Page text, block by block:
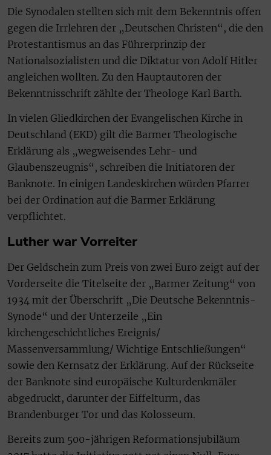
Die Synodalen stellten sich mit dem Bekenntnis offen
gegen die Irrlehren der „Deutschen Christen“, die den
Protestantismus an das Führerprinzip der
Nationalsozialisten und die Diktatur von Adolf Hitler
angleichen wollten. Zu den Hauptautoren der
Bekenntnisschrift zählte der Theologe Karl Barth.
In vielen Gliedkirchen der Evangelischen Kirche in
Deutschland (EKD) gilt die Barmer Theologische
Erklärung als „wegweisendes Lehr- und
Glaubenszeugnis“, schreiben die Initiatoren der
Banknote. In einigen Landeskirchen würden Pfarrer
bei der Ordination auf die Barmer Erklärung
verpflichtet.
Luther war Vorreiter
Der Geldschein zum Preis von zwei Euro zeigt auf der
Vorderseite die Titelseite der „Barmer Zeitung“ von
1934 mit der Überschrift „Die Deutsche Bekenntnis-
Synode“ und der Unterzeile „Ein
kirchengeschichtliches Ereignis/
Massenversammlung/ Wichtige Entschließungen“
sowie den Kernsatz der Erklärung. Auf der Rückseite
der Banknote sind europäische Kulturdenkmäler
abgedruckt, darunter der Eiffelturm, das
Brandenburger Tor und das Kolosseum.
Bereits zum 500-jährigen Reformationsjubiläum